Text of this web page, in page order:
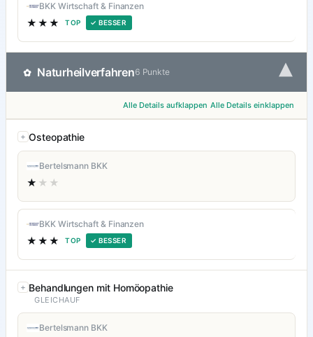
BKK Wirtschaft & Finanzen
★★★ TOP ✓ BESSER
✿ Naturheilverfahren6 Punkte ▾
Alle Details aufklappen Alle Details einklappen
Osteopathie
Bertelsmann BKK
★ ★★
BKK Wirtschaft & Finanzen
★★★ TOP ✓ BESSER
Behandlungen mit Homöopathie
GLEICHAUF
Bertelsmann BKK